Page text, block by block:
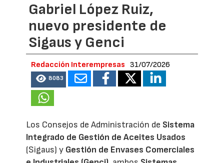
Gabriel López Ruiz,
nuevo presidente de
Sigaus y Genci
Redacción Interempresas 31/07/2026
8083
Los Consejos de Administración de Sistema
Integrado de Gestión de Aceites Usados
(Sigaus) y Gestión de Envases Comerciales